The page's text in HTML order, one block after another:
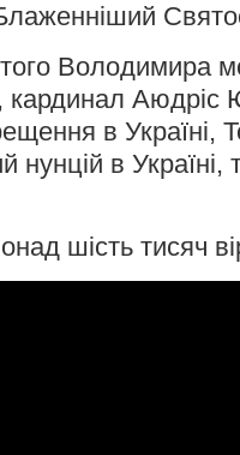
Володимира
Аюдріс
в Україні,
нунцій в Україні,
шість тисяч